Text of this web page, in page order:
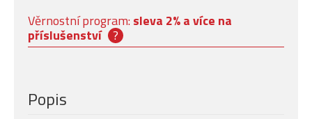
Věrnostní program: sleva 2% a více na
příslušenství ?
Popis